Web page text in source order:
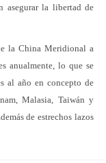
asegurar la libertad de
la China Meridional a
anualmente, lo que se
al año en concepto de
Malasia, Taiwán y
de estrechos lazos